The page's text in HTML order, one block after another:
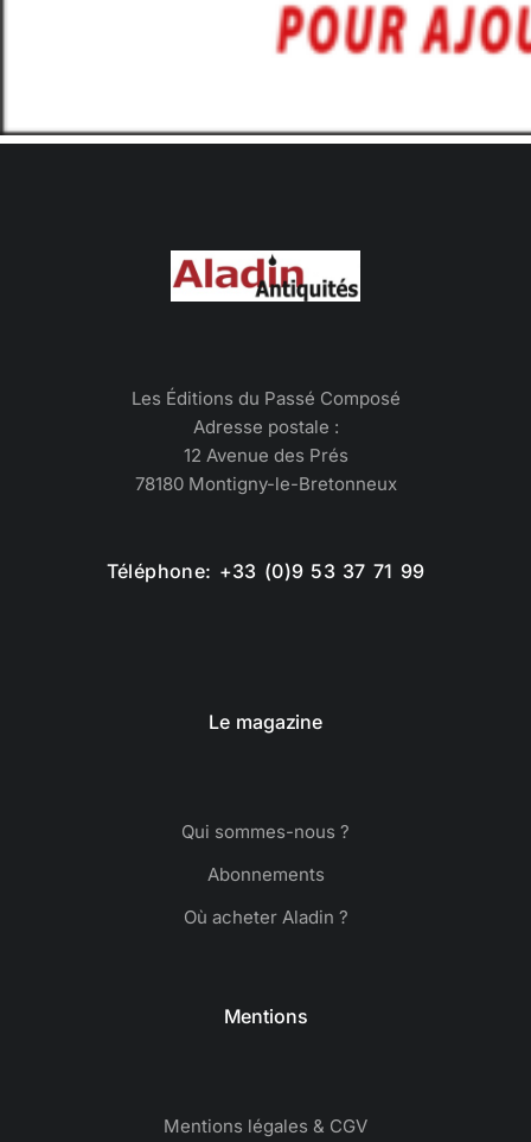
Les Éditions du Passé Composé
Adresse postale :
12 Avenue des Prés
78180 Montigny-le-Bretonneux
Téléphone: +33 (0)9 53 37 71 99
Le magazine
Qui sommes-nous ?
Abonnements
Où acheter Aladin ?
Mentions
Mentions légales & CGV